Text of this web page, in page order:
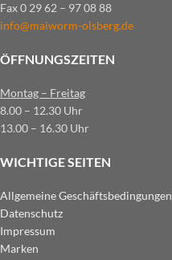
Fax 0 29 62 – 97 08 88
info@maiworm-olsberg.de
ÖFFNUNGSZEITEN
Montag – Freitag
8.00 – 12.30 Uhr
13.00 – 16.30 Uhr
WICHTIGE SEITEN
Allgemeine Geschäftsbedingungen
Datenschutz
Impressum
Marken